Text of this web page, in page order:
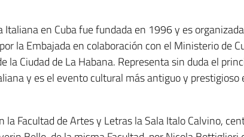
Italiana en Cuba fue fundada en 1996 y es
la Embajada en colaboración con el Ministerio de
la Ciudad de La Habana. Representa sin duda el
y es el evento cultural más antiguo y prestigioso
la Facultad de Artes y Letras la Sala Italo Calvino,